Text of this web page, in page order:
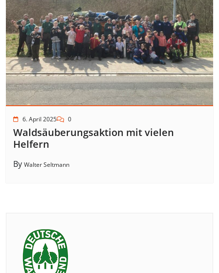
6. April 2025 0
Waldsäuberungsaktion mit vielen
Helfern
By Walter Seltmann